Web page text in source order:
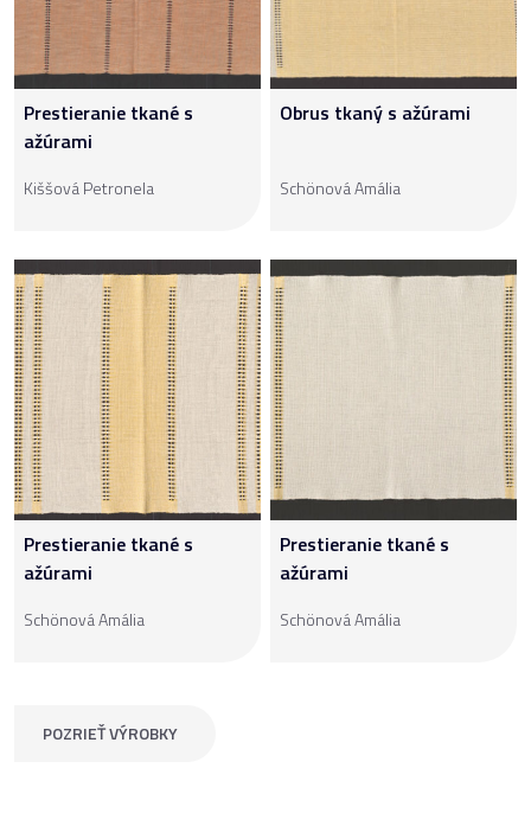
Prestieranie tkané s
ažúrami
Kiššová Petronela
Obrus tkaný s ažúrami
Schönová Amália
Prestieranie tkané s
ažúrami
Schönová Amália
Prestieranie tkané s
ažúrami
Schönová Amália
POZRIEŤ VÝROBKY